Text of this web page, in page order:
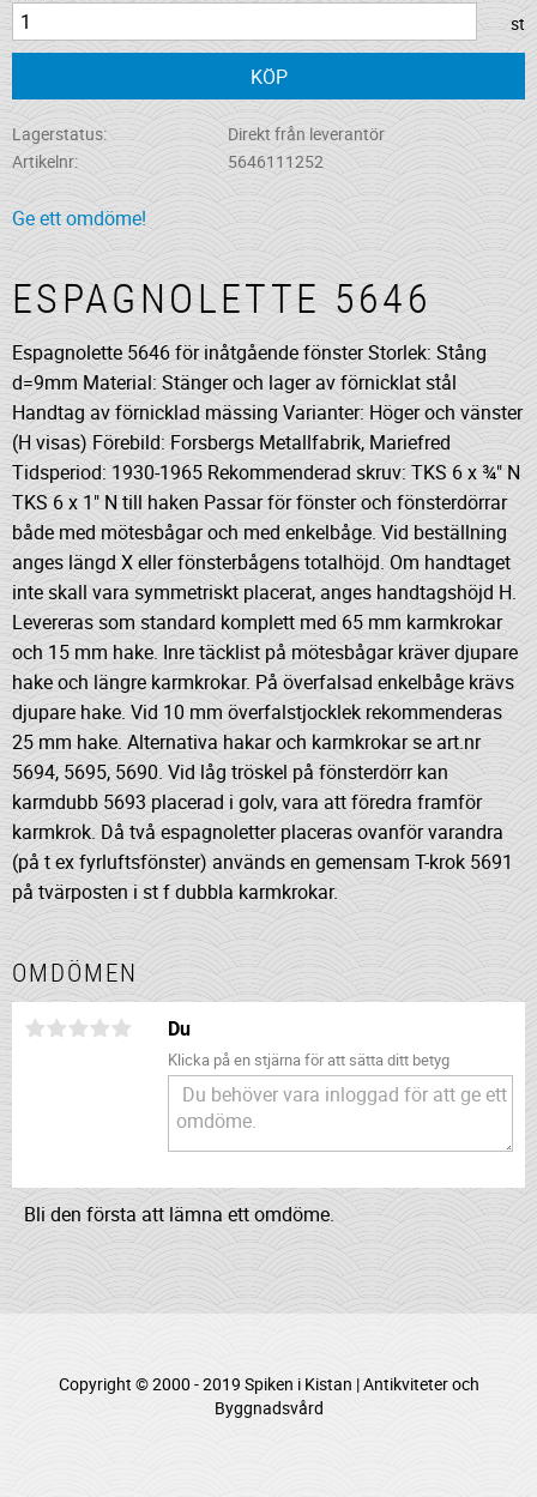
st
KÖP
Lagerstatus
Direkt från leverantör
Artikelnr
5646111252
Ge ett omdöme!
ESPAGNOLETTE 5646
Espagnolette 5646 för inåtgående fönster Storlek: Stång
d=9mm Material: Stänger och lager av förnicklat stål
Handtag av förnicklad mässing Varianter: Höger och vänster
(H visas) Förebild: Forsbergs Metallfabrik, Mariefred
Tidsperiod: 1930-1965 Rekommenderad skruv: TKS 6 x ¾" N
TKS 6 x 1" N till haken Passar för fönster och fönsterdörrar
både med mötesbågar och med enkelbåge. Vid beställning
anges längd X eller fönsterbågens totalhöjd. Om handtaget
inte skall vara symmetriskt placerat, anges handtagshöjd H.
Levereras som standard komplett med 65 mm karmkrokar
och 15 mm hake. Inre täcklist på mötesbågar kräver djupare
hake och längre karmkrokar. På överfalsad enkelbåge krävs
djupare hake. Vid 10 mm överfalstjocklek rekommenderas
25 mm hake. Alternativa hakar och karmkrokar se art.nr
5694, 5695, 5690. Vid låg tröskel på fönsterdörr kan
karmdubb 5693 placerad i golv, vara att föredra framför
karmkrok. Då två espagnoletter placeras ovanför varandra
(på t ex fyrluftsfönster) används en gemensam T-krok 5691
på tvärposten i st f dubbla karmkrokar.
OMDÖMEN
Du
Klicka på en stjärna för att sätta ditt betyg
Bli den första att lämna ett omdöme.
Copyright © 2000 - 2019 Spiken i Kistan | Antikviteter och
Byggnadsvård